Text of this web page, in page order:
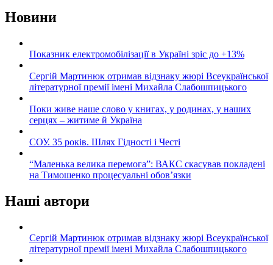
Новини
Показник електромобілізації в Україні зріс до +13%
Сергій Мартинюк отримав відзнаку жюрі Всеукраїнської
літературної премії імені Михайла Слабошпицького
Поки живе наше слово у книгах, у родинах, у наших
серцях – житиме й Україна
СОУ. 35 років. Шлях Гідності і Честі
“Маленька велика перемога”: ВАКС скасував покладені
на Тимошенко процесуальні обов’язки
Наші автори
Сергій Мартинюк отримав відзнаку жюрі Всеукраїнської
літературної премії імені Михайла Слабошпицького